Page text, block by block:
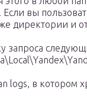
вы
директории и
запроса
logs, в котором